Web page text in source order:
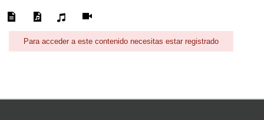
Para acceder a este contenido necesitas estar registrado